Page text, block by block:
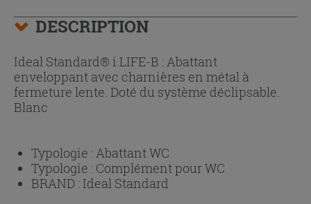
DESCRIPTION
Ideal Standard® i.LIFE-B : Abattant
enveloppant avec charnières en métal à
fermeture lente. Doté du système déclipsable.
Blanc
Typologie :Abattant WC
Typologie : Complément pour WC
BRAND : Ideal Standard